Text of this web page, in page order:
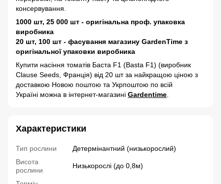
консервування.
1000 шт, 25 000 шт - оригінальна проф. упаковка
виробника
20 шт, 100 шт - фасування магазину GardenTime з
оригінальної упаковки виробника
Купити насіння томатів Баста F1 (Basta F1) (виробник
Clause Seeds, Франція) від 20 шт за найкращою ціною з
доставкою Новою поштою та Укрпоштою по всій
Україні можна в інтернет-магазині Gardentime.
Характеристики
Тип рослини
Детермінантний (низькорослий)
Висота
рослини
Низькорослі (до 0,8м)